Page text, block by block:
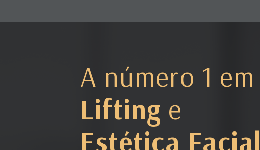
A número 1 em
Lifting e
Estética Facial